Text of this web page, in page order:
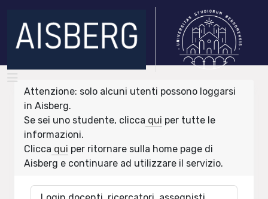
Attenzione: solo alcuni utenti possono loggarsi
in Aisberg.
Se sei uno studente, clicca qui per tutte le
informazioni.
Clicca qui per ritornare sulla home page di
Aisberg e continuare ad utilizzare il servizio.